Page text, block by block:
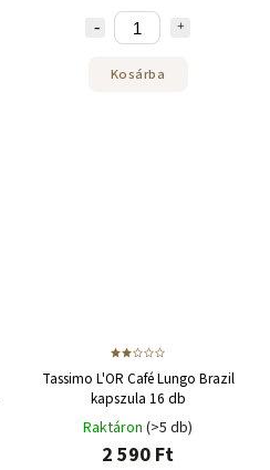
Kosárba
Tassimo L'OR Café Lungo Brazil
kapszula 16 db
Raktáron (>5 db)
2 590 Ft